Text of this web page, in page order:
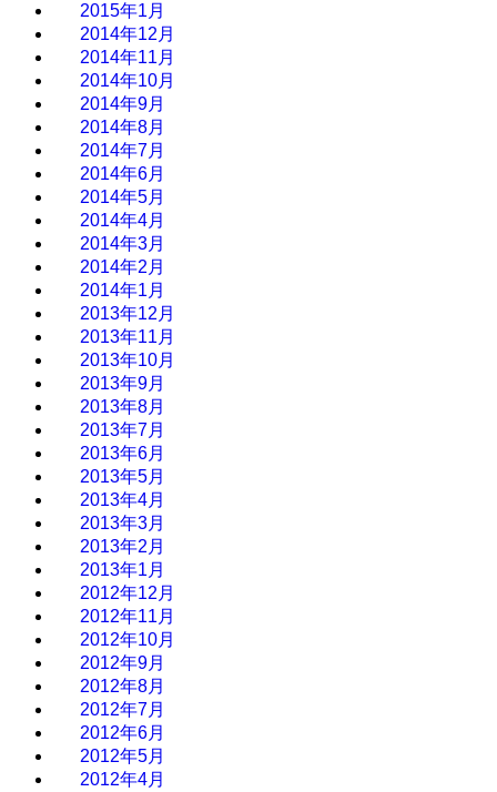
2015年1月
2014年12月
2014年11月
2014年10月
2014年9月
2014年8月
2014年7月
2014年6月
2014年5月
2014年4月
2014年3月
2014年2月
2014年1月
2013年12月
2013年11月
2013年10月
2013年9月
2013年8月
2013年7月
2013年6月
2013年5月
2013年4月
2013年3月
2013年2月
2013年1月
2012年12月
2012年11月
2012年10月
2012年9月
2012年8月
2012年7月
2012年6月
2012年5月
2012年4月